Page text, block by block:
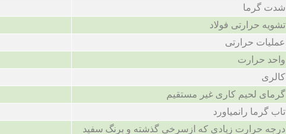
شدت گرما
تشویه حرارتی فولاد
عملیات حرارتی
واحد حرارت
کالری
گرمای لحیم کاری غیر مستقیم
تاب گرما رانمیاورد
درجه حرارت زیادی که ازسرخی گذشته و برنگ سفید